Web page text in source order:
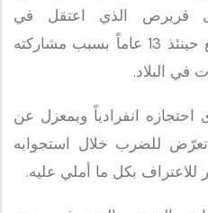
قريرص الذي اعتقل في
أيلول\سبتمبر 2014 وكان يبلغ حينئذ 13 عاماً بسبب مشاركته
البلاد.
انفرادياً وبمعزل عن
تعرّض للضرب خلال استجوابه
بكل ما أملي عليه.